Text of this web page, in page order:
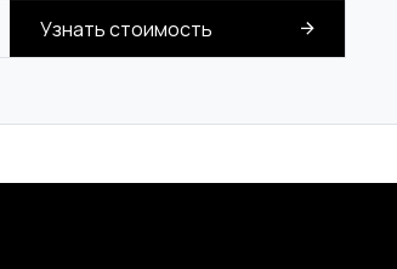
Узнать стоимость